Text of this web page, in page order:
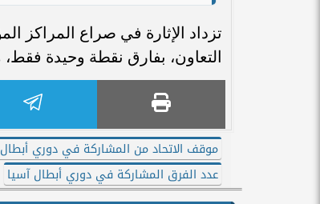
تزداد الإثارة في صراع المراكز
التعاون، بفارق نقطة وحيدة
موقف الاتحاد من المشاركة في دوري
عدد الفرق المشاركة في دوري أبطال آسيا